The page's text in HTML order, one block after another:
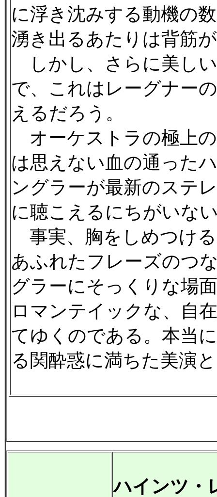
に浮き沈みする動機の
湧き出るあたりは背筋
しかし、さらに美し
で、これはレーグナー
えるだろう。
オーケストラの極上
は思えない血の通った
ングラーが最新のステ
に聴こえるにちがいな
事実、胸をしめつけ
あふれたフレーズのつ
グラーにそっくりな場
ロマンテイックな、自
てゆくのである。本当
る関酔惑に満ちた美演
ハインツ・